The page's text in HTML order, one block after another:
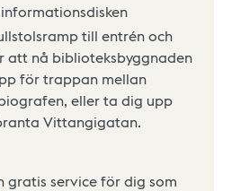
till entrén och
att nå biblioteksbyggnaden
för trappan mellan
eller ta dig upp
Vittangigatan.
gratis service för dig som